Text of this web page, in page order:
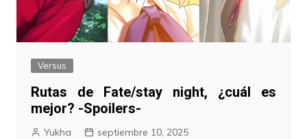
Versus
Rutas de Fate/stay night, ¿cuál es
mejor? -Spoilers-
Yukha septiembre 10, 2025